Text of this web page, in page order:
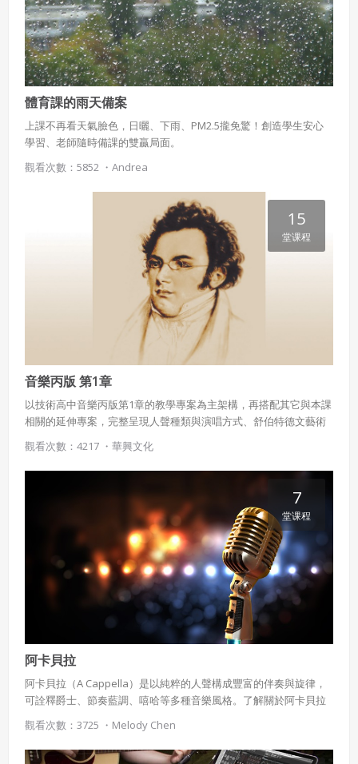
體育課的雨天備案
上課不再看天氣臉色，日曬、下雨、PM2.5攏免驚！創造學生安心
學習、老師隨時備課的雙贏局面。
觀看次數：5852 ・ Andrea
15
堂课程
音樂丙版 第1章
以技術高中音樂丙版第1章的教學專案為主架構，再搭配其它與本課
相關的延伸專案，完整呈現人聲種類與演唱方式、舒伯特德文藝術
歌曲等豐富內容。
觀看次數：4217 ・ 華興文化
7
堂课程
阿卡貝拉
阿卡貝拉（A Cappella）是以純粹的人聲構成豐富的伴奏與旋律，
可詮釋爵士、節奏藍調、嘻哈等多種音樂風格。了解關於阿卡貝拉
基本知識後，能進一步習唱、編曲，創作適合自己的音樂。
觀看次數：3725 ・ Melody Chen